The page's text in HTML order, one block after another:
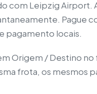
com Leipzig
Pague
pagamento locais.
Origem / Destino
frota, os mesmos